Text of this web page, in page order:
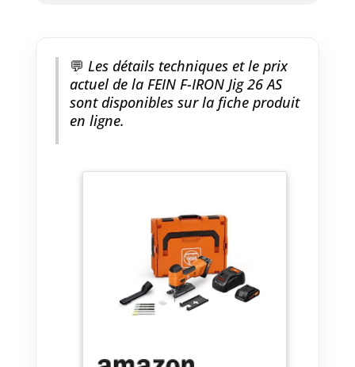
tels que pare-éclats, patin pour
le traitement de surfaces
sensibles.
💬 Les détails techniques et le prix
actuel de la FEIN F-IRON Jig 26 AS
sont disponibles sur la fiche produit
en ligne.